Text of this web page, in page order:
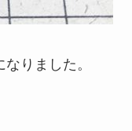
りました。